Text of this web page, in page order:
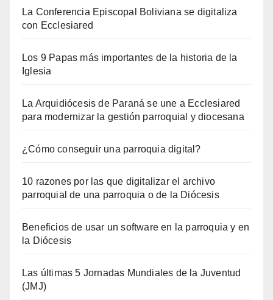
La Conferencia Episcopal Boliviana se digitaliza
con Ecclesiared
Los 9 Papas más importantes de la historia de la
Iglesia
La Arquidiócesis de Paraná se une a Ecclesiared
para modernizar la gestión parroquial y diocesana
¿Cómo conseguir una parroquia digital?
10 razones por las que digitalizar el archivo
parroquial de una parroquia o de la Diócesis
Beneficios de usar un software en la parroquia y en
la Diócesis
Las últimas 5 Jornadas Mundiales de la Juventud
(JMJ)